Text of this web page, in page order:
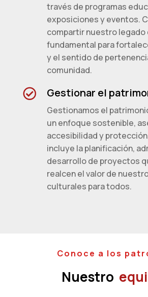
través de programas
exposiciones y eventos.
compartir nuestro legado
fundamental para
y el sentido de
comunidad.
 Gestionar el
Gestionamos el
un enfoque sostenible,
accesibilidad y
incluye la planificación,
desarrollo de proyectos
realcen el valor de
culturales para todos.
Conoce a los
Nuestro